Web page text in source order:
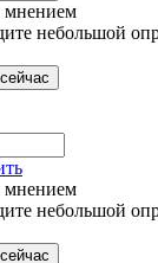
мнением
небольшой
мнением
небольшой